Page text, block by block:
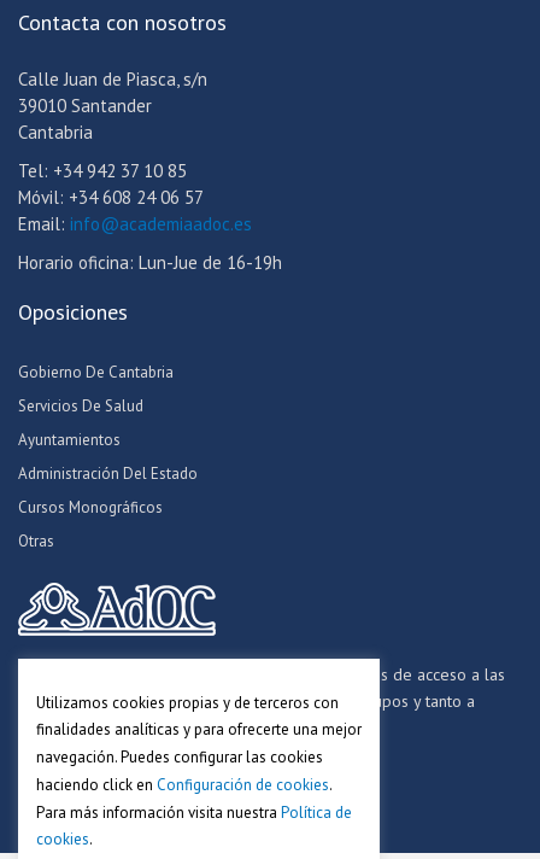
Contacta con nosotros
Calle Juan de Piasca, s/n
39010 Santander
Cantabria
Tel: +34 942 37 10 85
Móvil: +34 608 24 06 57
Email: info@academiaadoc.es
Horario oficina: Lun-Jue de 16-19h
Oposiciones
Gobierno De Cantabria
Servicios De Salud
Ayuntamientos
Administración Del Estado
Cursos Monográficos
Otras
Formamos opositores para los procesos selectivos de acceso a las
distintas Administraciones Públicas, a todos los grupos y tanto a
personal funcionario, laboral y estatutario.
Utilizamos cookies propias y de terceros con
finalidades analíticas y para ofrecerte una mejor
navegación. Puedes configurar las cookies
haciendo click en Configuración de cookies.
Para más información visita nuestra Política de
cookies.